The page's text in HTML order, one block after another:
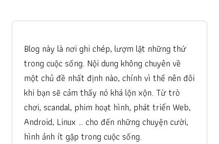
Blog này là nơi ghi chép, lượm lặt những thứ
trong cuộc sống. Nội dung không chuyên về
một chủ đề nhất định nào, chính vì thế nên đôi
khi bạn sẽ cảm thấy nó khá lộn xộn. Từ trò
chơi, scandal, phim hoạt hình, phát triển Web,
Android, Linux … cho đến những chuyện cười,
hình ảnh ít gặp trong cuộc sống.